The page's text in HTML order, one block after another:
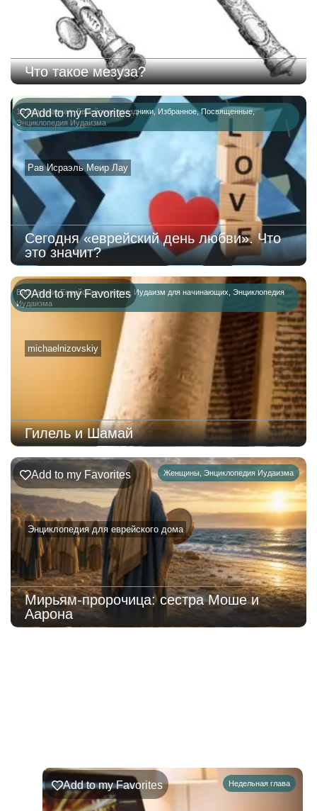
Что такое мезуза?
15 ава,главная,Еврейские праздники, Избранное,Посвященные,
Энциклопедия Иудаизма
Рав Исраэль Меир Лау
Add to my Favorites
Сегодня «еврейский день любви». Что
это значит?
Биографии,Еврейская история, Иудаизм для начинающих Энциклопедия
Иудаизма
michaelnizovskiy
Add to my Favorites
Гилель и Шамай
Женщины Энциклопедия Иудаизма
Энциклопедия для еврейского дома
Add to my Favorites
Мирьям-пророчица: сестра Моше и
Аарона
Ръэ
02.08.2026
Недельная глава
Add to my Favorites